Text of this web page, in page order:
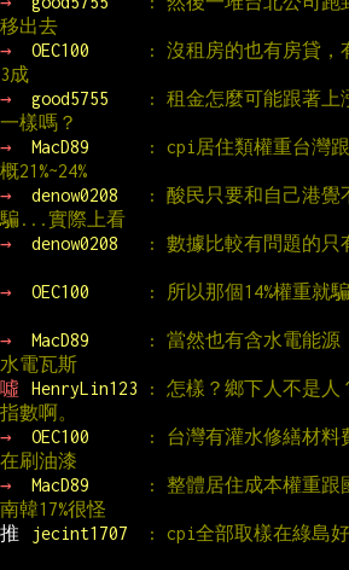
移出去
→
OEC100
: 沒租房的也有房貸，
3成
→
good5755
: 租金怎麼可能跟著上
一樣嗎？
→
MacD89
: cpi居住類權重台灣
概21%~24%
→
denow0208
: 酸民只要和自己港覺
騙...實際上看
→
denow0208 : 數據比較有問題的只
→ OEC100 : 所以那個14%權重就
→ MacD89
: 當然也有含水電能源
水電瓦斯
噓
HenryLin123
: 怎樣？鄉下人不是人
指數啊。
→
OEC100
: 台灣有灌水修繕材料
在刷油漆
→
MacD89
: 整體居住成本權重跟
南韓17%很怪
推
jecint1707 : cpi全部取樣在綠島